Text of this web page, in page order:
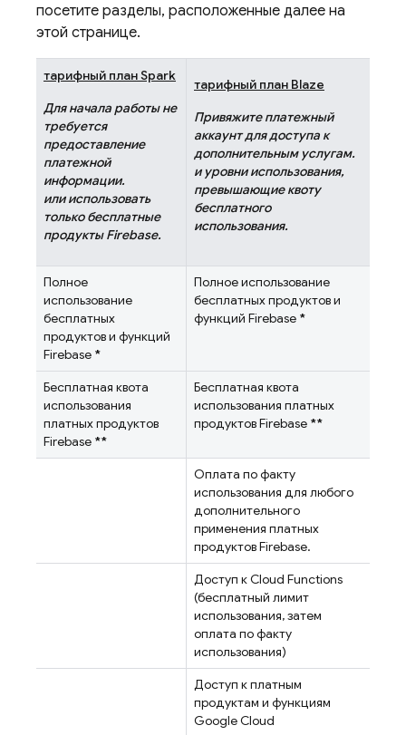
посетите разделы, расположенные далее на
этой странице.
тарифный план Spark
Для начала работы не
требуется
предоставление
платежной
информации.
или использовать
только бесплатные
продукты Firebase.
тарифный план Blaze
Привяжите платежный
аккаунт для доступа к
дополнительным услугам.
и уровни использования,
превышающие квоту
бесплатного
использования.
Полное
использование
бесплатных
продуктов и функций
Firebase *
Полное использование
бесплатных продуктов и
функций Firebase *
Бесплатная квота
использования
платных продуктов
Firebase **
Бесплатная квота
использования платных
продуктов Firebase **
Оплата по факту
использования для любого
дополнительного
применения платных
продуктов Firebase.
Доступ кCloud Functions
(бесплатный лимит
использования, затем
оплата по факту
использования)
Доступ к платным
продуктам и функциям
Google Cloud